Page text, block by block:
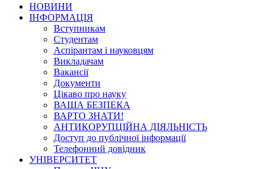
НОВИНИ
ІНФОРМАЦІЯ
Вступникам
Студентам
Аспірантам і науковцям
Викладачам
Вакансії
Документи
Цікаво про науку
ВАША БЕЗПЕКА
ВАРТО ЗНАТИ!
АНТИКОРУПЦІЙНА ДІЯЛЬНІСТЬ
Доступ до публічної інформації
Телефонний довідник
УНІВЕРСИТЕТ